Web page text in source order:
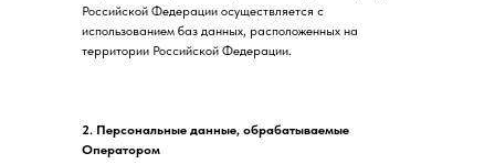
Российской Федерации осуществляется с
использованием баз данных, расположенных на
территории Российской Федерации.
2. Персональные данные, обрабатываемые
Оператором